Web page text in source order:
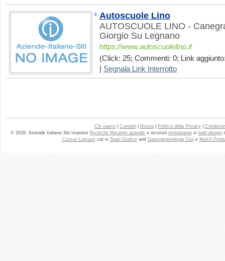
Autoscuole Lino
AUTOSCUOLE LINO -
Giorgio Su Legnano
https://www.autoscuolelino.it
(Click: 25; Commenti: 0; Link
Segnala Link Interrotto
Chi siamo| Contatti| Novita| Politica della Privacy|
© 2026. Aziende Italiane Siti Imprese Ricerche Recente aziende e recenzii restaurante si web design
Cursuri Lamazecat si Statii Graficeand Gastroenterologie Cluje Mulch